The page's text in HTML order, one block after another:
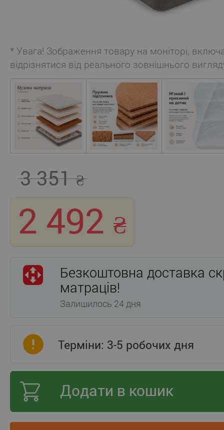
* Увага! Зображення товару на моніторі,
відрізнятися від реального зовнішнього
3 351
2 492
Безкоштовна доставка
матраців!
Залишилось 24 дня
Терміни: 3-5 робочих дня
Додати в кошик